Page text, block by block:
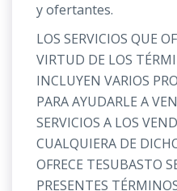
y ofertantes.
LOS SERVICIOS QUE
VIRTUD DE LOS
INCLUYEN VARIOS
PARA AYUDARLE A
SERVICIOS A LOS
CUALQUIERA DE
OFRECE TESUBASTO
PRESENTES